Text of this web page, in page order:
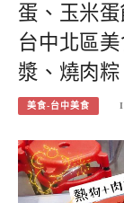
蛋、玉米
台中北區
漿、燒肉
美食-台中美食